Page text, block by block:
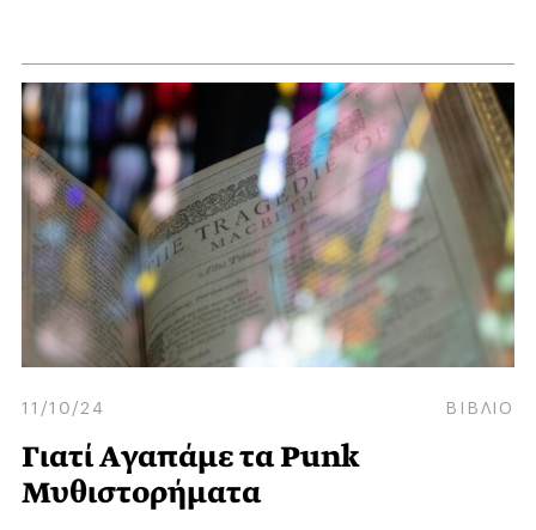
11/10/24 ΒΙΒΛΙΟ
Γιατί Aγαπάμε τα Punk
Μυθιστορήματα